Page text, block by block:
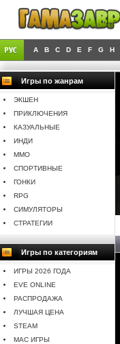
A B C D E F G H
Игры по жанрам
ЭКШЕН
ПРИКЛЮЧЕНИЯ
КАЗУАЛЬНЫЕ
ИНДИ
MMO
СПОРТИВНЫЕ
ГОНКИ
RPG
СИМУЛЯТОРЫ
СТРАТЕГИИ
Игры по категориям
ИГРЫ 2026 ГОДА
EVE ONLINE
РАСПРОДАЖА
ЛУЧШАЯ ЦЕНА
STEAM
MAC ИГРЫ